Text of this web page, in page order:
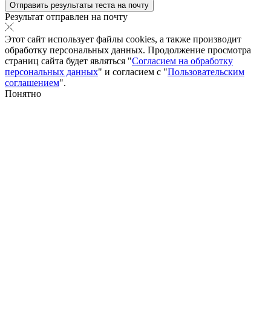
Отправить результаты теста на почту
Результат отправлен на почту
Этот сайт использует файлы cookies, а также производит
обработку персональных данных. Продолжение просмотра
страниц сайта будет являться "Согласием на обработку
персональных данных" и согласием с "Пользовательским
соглашением".
Понятно